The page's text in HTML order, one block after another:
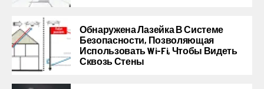
Обнаружена Лазейка В Системе
Безопасности, Позволяющая
Использовать Wi-Fi, Чтобы Видеть
Сквозь Стены